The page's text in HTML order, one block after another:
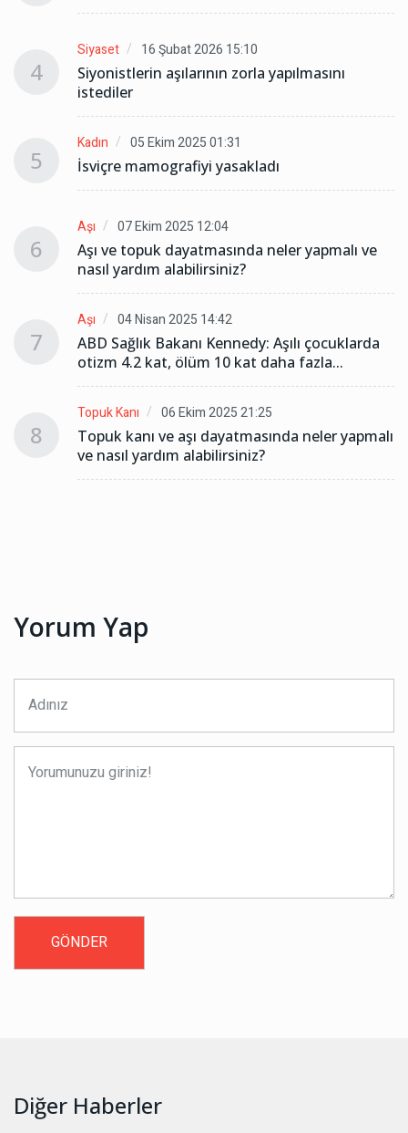
4
Siyaset 16 Şubat 2026 15:10
Siyonistlerin aşılarının zorla yapılmasını
istediler
5
Kadın 05 Ekim 2025 01:31
İsviçre mamografiyi yasakladı
6
Aşı 07 Ekim 2025 12:04
Aşı ve topuk dayatmasında neler yapmalı ve
nasıl yardım alabilirsiniz?
7
Aşı 04 Nisan 2025 14:42
ABD Sağlık Bakanı Kennedy: Aşılı çocuklarda
otizm 4.2 kat, ölüm 10 kat daha fazla...
8
Topuk Kanı 06 Ekim 2025 21:25
Topuk kanı ve aşı dayatmasında neler yapmalı
ve nasıl yardım alabilirsiniz?
Yorum Yap
Diğer Haberler